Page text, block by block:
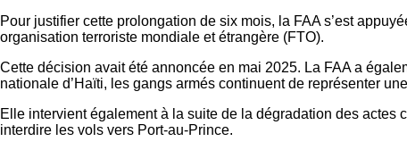
Pour justifier cette prolongation de six mois, la FAA s’est
organisation terroriste mondiale et étrangère (FTO).
Cette décision avait été annoncée en mai 2025. La FAA a
nationale d’Haïti, les gangs armés continuent de représenter
Elle intervient également à la suite de la dégradation des
interdire les vols vers Port-au-Prince.